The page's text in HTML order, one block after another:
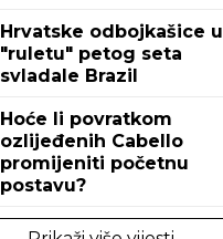
Hrvatske odbojkašice u
"ruletu" petog seta
svladale Brazil
Hoće li povratkom
ozlijeđenih Cabello
promijeniti početnu
postavu?